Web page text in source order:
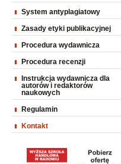
System antyplagiatowy
Zasady etyki publikacyjnej
Procedura wydawnicza
Procedura recenzji
Instrukcja wydawnicza dla
autorów i redaktorów
naukowych
Regulamin
Kontakt